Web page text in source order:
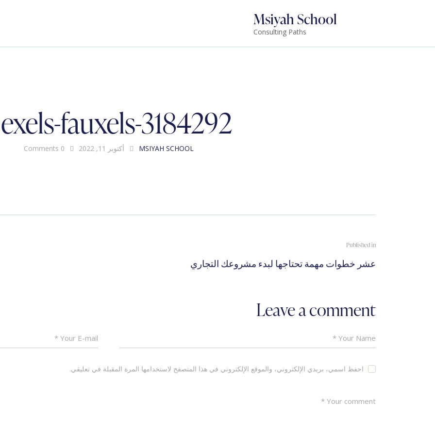
Msiyah School
Consulting Paths
fauxels-3184292
MSIYAH SCHOOL أكتوبر 11, 2022 0
Comments
تصفّح
المقالات
Published in
عشر خطوات مهمة تحتاجها لبدء مشروعك التجاري
Leave a comment
احفظ اسمي، بريدي الإلكتروني، والموقع الإلكتروني في هذا المتصفح لاستخدامها المرة المقبلة في تعليقي.